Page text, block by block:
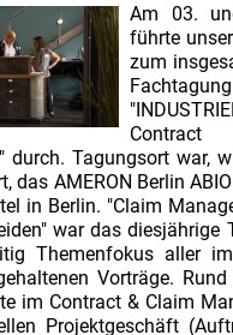
Am 03.
führte
zum
Fachtagung
durch. Tagungsort war,
das AMERON Berlin
in Berlin. "Claim
war das diesjährige
Themenfokus aller
Vorträge.
im Contract & Claim
Projektgeschäft